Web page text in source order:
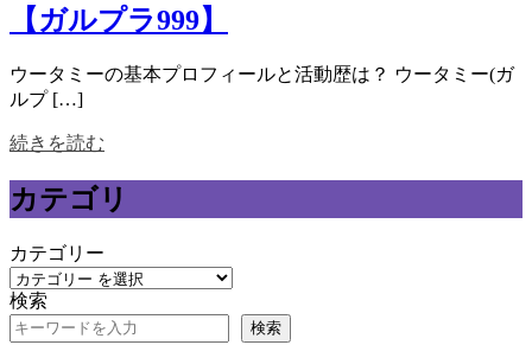
【ガルプラ999】
ウータミーの基本プロフィールと活動歴は？ ウータミー(ガ
ルプ […]
続きを読む
カテゴリ
カテゴリー
検索
検索